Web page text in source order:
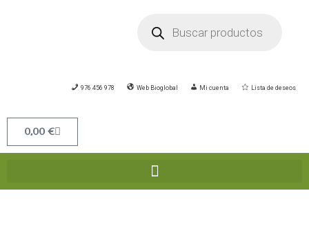
productos
976 456 978 Web Bioglobal Mi cuenta Lista de deseos
0,00 €Carrito